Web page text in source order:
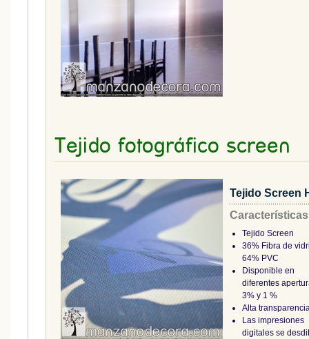
Tejido fotográfico screen
Tejido Screen
Tejido Screen
36% Fibra de
64% PVC
Disponible en
diferentes
3% y 1 %
Alta
Las impresiones
digitales se